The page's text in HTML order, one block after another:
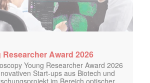
Researcher Award 2026
Young Researcher Award 2026
Start-ups aus Biotech und